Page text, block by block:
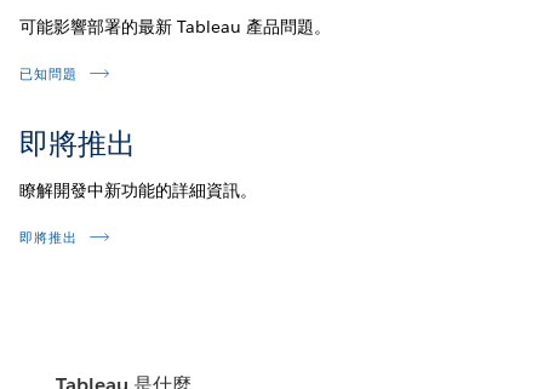
可能影響部署的最新 Tableau 產品問題。
已知問題
即將推出
瞭解開發中新功能的詳細資訊。
即將推出